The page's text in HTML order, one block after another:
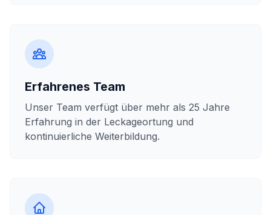
Erfahrenes Team
Unser Team verfügt über mehr als 25 Jahre
Erfahrung in der Leckageortung und
kontinuierliche Weiterbildung.